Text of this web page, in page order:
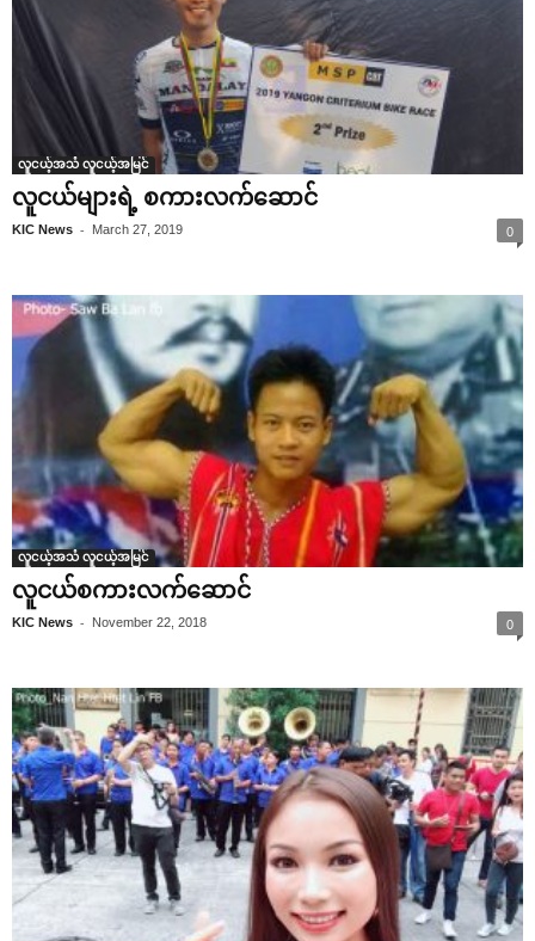
လူငယ့်အသံ လူငယ့်အမြင်
လူငယ်များရဲ့ စကားလက်‌ဆောင်
KIC News - March 27, 2019 0
လူငယ့်အသံ လူငယ့်အမြင်
လူငယ်စကားလက်‌ဆောင်
KIC News - November 22, 2018 0